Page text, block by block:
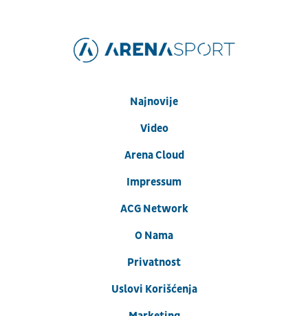
Najnovije
Video
Arena Cloud
Impressum
ACG Network
O Nama
Privatnost
Uslovi Korišćenja